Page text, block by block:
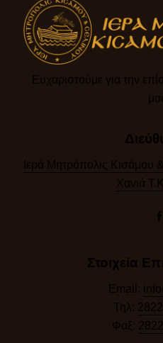
Ευχαριστούμε για την
Ιερά Μητρόπολις Κισάμου
Χανιά
Στοιχεία
Email:
Τηλ:
Φαξ: